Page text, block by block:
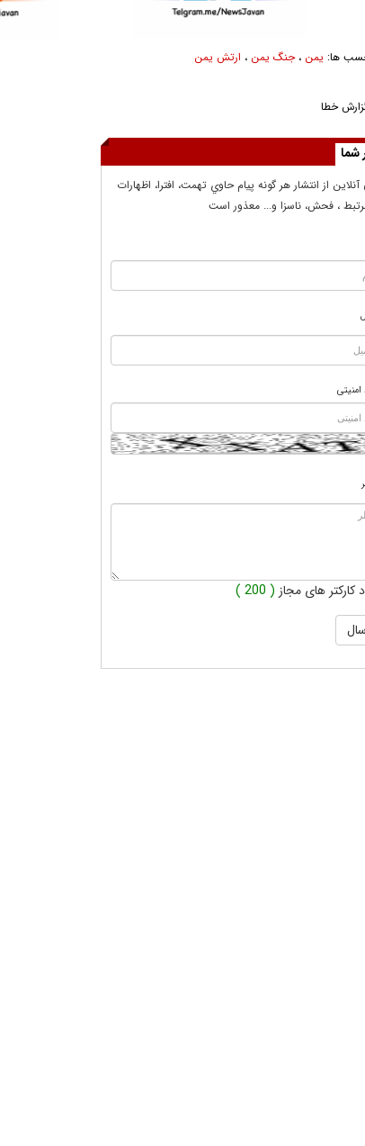
ها: یمن ،جنگ یمن ، ارتش یمن
خطا
شما
از انتشار هر گونه پيام حاوي تهمت، افترا، اظهارات
، فحش، ناسزا و... معذور است
کارکتر های مجاز ( 200 )